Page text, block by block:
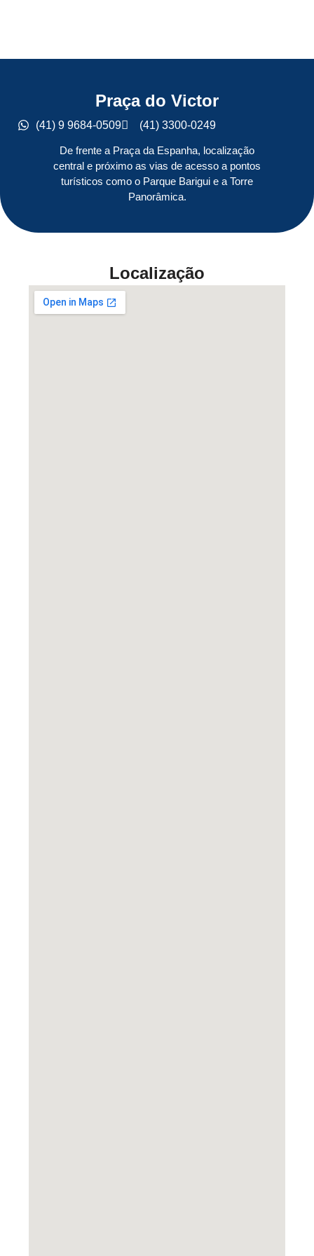
Praça do Victor
(41) 9 9684-0509 (41) 3300-0249
De frente a Praça da Espanha, localização
central e próximo as vias de acesso a pontos
turísticos como o Parque Barigui e a Torre
Panorâmica.
Localização